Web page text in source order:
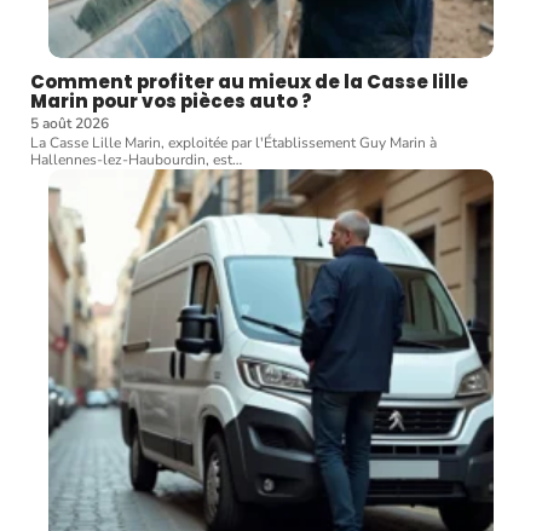
Comment profiter au mieux de la Casse lille
Marin pour vos pièces auto ?
5 août 2026
La Casse Lille Marin, exploitée par l'Établissement Guy Marin à
Hallennes-lez-Haubourdin, est…